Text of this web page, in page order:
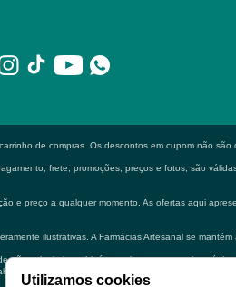
de compras. Os descontos em cupom não são
frete, promoções, preços e fotos, são
e preço a qualquer momento. As ofertas aqui
ilustrativas. A Farmácias Artesanal se
substituir em hipótese alguma a consulta
Utilizamos cookies